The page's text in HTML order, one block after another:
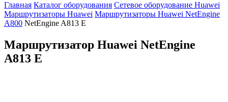
Главная Каталог оборудования Сетевое оборудование Huawei
Маршрутизаторы Huawei Маршрутизаторы Huawei NetEngine
A800 NetEngine A813 E
Маршрутизатор Huawei NetEngine
A813 E